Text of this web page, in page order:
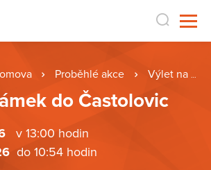
Proběhlé akce Výlet na zámek do Častolovic
do Častolovic
v 13:00 hodin
do 10:54 hodin